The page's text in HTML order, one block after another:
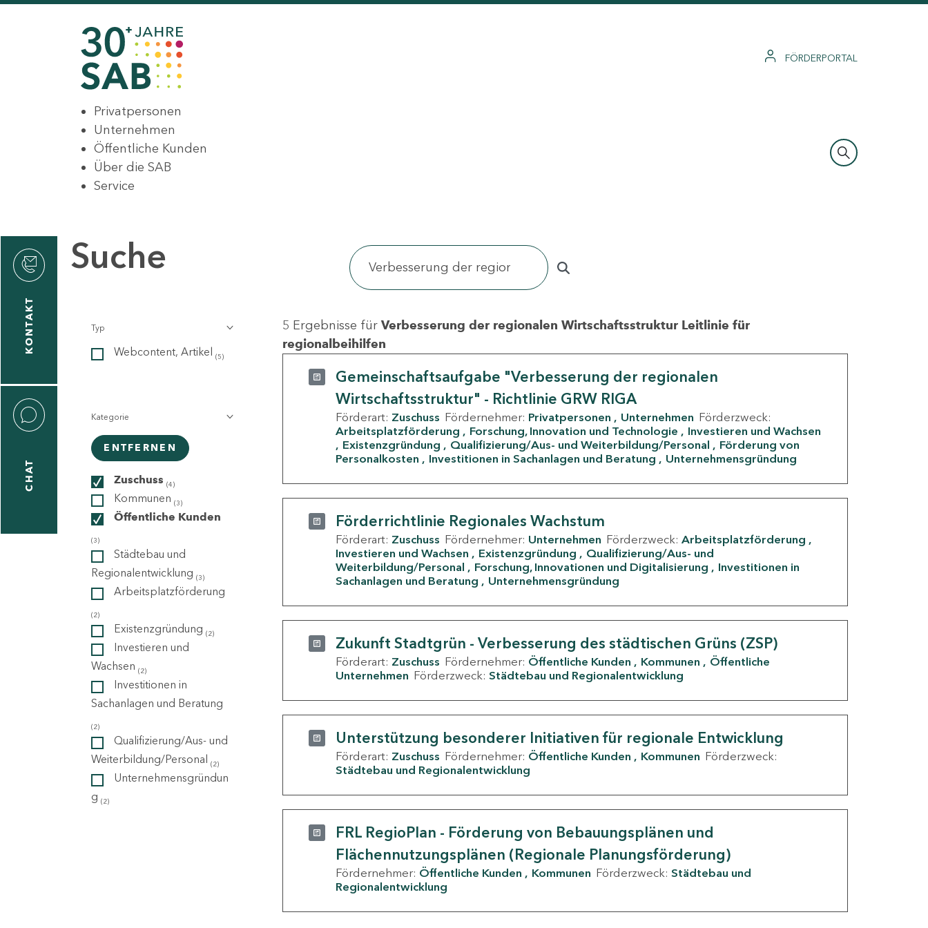
FÖRDERPORTAL
Privatpersonen
Unternehmen
Öffentliche Kunden
Über die SAB
Service
KONTAKT
CHAT
Suche
Typ
Webcontent, Artikel (5)
Kategorie
ENTFERNEN
Zuschuss (4)
Kommunen (3)
Öffentliche Kunden
(3)
Städtebau und
Regionalentwicklung (3)
Arbeitsplatzförderung
(2)
Existenzgründung (2)
Investieren und
Wachsen (2)
Investitionen in
Sachanlagen und Beratung
(2)
Qualifizierung/Aus- und
Weiterbildung/Personal (2)
Unternehmensgründun
g (2)
5 Ergebnisse für Verbesserung der regionalen Wirtschaftsstruktur Leitlinie für
regionalbeihilfen
Gemeinschaftsaufgabe "Verbesserung der regionalen
Wirtschaftsstruktur" - Richtlinie GRW RIGA
Förderart: Zuschuss Fördernehmer: Privatpersonen Unternehmen Förderzweck:
Arbeitsplatzförderung
Forschung, Innovation und Technologie
Investieren und Wachsen
Existenzgründung
Qualifizierung/Aus- und Weiterbildung/Personal
Förderung von
Personalkosten
Investitionen in Sachanlagen und Beratung Unternehmensgründung
Förderrichtlinie Regionales Wachstum
Förderart: Zuschuss Fördernehmer: Unternehmen Förderzweck: Arbeitsplatzförderung
Investieren und Wachsen
Existenzgründung
Qualifizierung/Aus- und
Weiterbildung/Personal
Forschung, Innovationen und Digitalisierung
Investitionen in
Sachanlagen und Beratung
Unternehmensgründung
Zukunft Stadtgrün - Verbesserung des städtischen Grüns (ZSP)
Förderart: Zuschuss Fördernehmer: Öffentliche Kunden Kommunen
Öffentliche
Unternehmen Förderzweck: Städtebau und Regionalentwicklung
Unterstützung besonderer Initiativen für regionale Entwicklung
Förderart: Zuschuss Fördernehmer: Öffentliche Kunden Kommunen Förderzweck:
Städtebau und Regionalentwicklung
FRL RegioPlan - Förderung von Bebauungsplänen und
Flächennutzungsplänen (Regionale Planungsförderung)
Fördernehmer: Öffentliche Kunden Kommunen Förderzweck: Städtebau und
Regionalentwicklung